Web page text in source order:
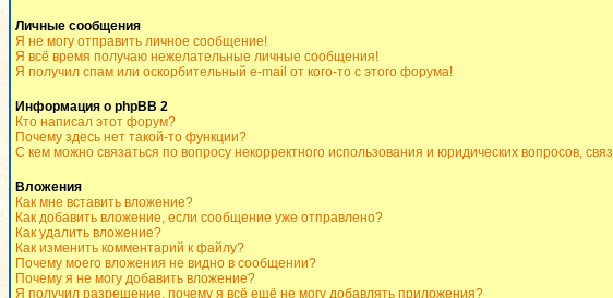
Личные сообщения
Я не могу отправить личное сообщение!
Я всё время получаю нежелательные личные сообщения!
Я получил спам или оскорбительный e-mail от кого-то с этого форума!
Информация о phpBB 2
Кто написал этот форум?
Почему здесь нет такой-то функции?
С кем можно связаться по вопросу некорректного использования и юридических вопросов,
Вложения
Как мне вставить вложение?
Как добавить вложение, если сообщение уже отправлено?
Как удалить вложение?
Как изменить комментарий к файлу?
Почему моего вложения не видно в сообщении?
Почему я не могу добавить вложение?
Я получил разрешение, почему я всё ещё не могу добавлять приложения?